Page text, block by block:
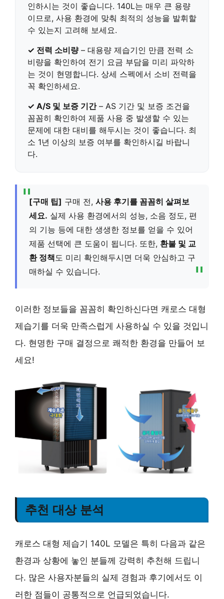
인하시는 것이 좋습니다. 140L는 매우 큰 용량
이므로, 사용 환경에 맞춰 최적의 성능을 발휘할
수 있는지 고려해 보세요.
✓ 전력 소비량– 대용량 제습기인 만큼 전력 소
비량을 확인하여 전기 요금 부담을 미리 파악하
는 것이 현명합니다. 상세 스펙에서 소비 전력을
꼭 확인하세요.
✓ A/S 및 보증 기간– AS 기간 및 보증 조건을
꼼꼼히 확인하여 제품 사용 중 발생할 수 있는
문제에 대한 대비를 해두시는 것이 좋습니다. 최
소 1년 이상의 보증 여부를 확인하시길 바랍니
다.
[구매 팁] 구매 전, 사용 후기를 꼼꼼히 살펴보
세요. 실제 사용 환경에서의 성능, 소음 정도, 편
의 기능 등에 대한 생생한 정보를 얻을 수 있어
제품 선택에 큰 도움이 됩니다. 또한, 환불 및 교
환 정책 도 미리 확인해두시면 더욱 안심하고 구
매하실 수 있습니다.
이러한 정보들을 꼼꼼히 확인하신다면 캐로스 대형
제습기를 더욱 만족스럽게 사용하실 수 있을 것입니
다. 현명한 구매 결정으로 쾌적한 환경을 만들어 보
세요!
추천 대상 분석
캐로스 대형 제습기 140L 모델은 특히 다음과 같은
환경과 상황에 놓인 분들께 강력히 추천해 드립니
다. 많은 사용자분들의 실제 경험과 후기에서도 이
러한 점들이 공통적으로 언급되었습니다.